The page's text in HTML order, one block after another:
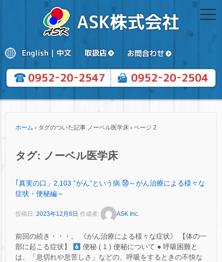
ホーム › タグのついた記事 ノーベル医学床 › ページ 2
タグ: ノーベル医学床
｢真実の口」2,103 ‟がん”という病 ㊿～がん治療による様々な
症状・便秘編～
投稿日: 2023年12月6日 作成者: ASK Inc.
前回の続き・・・。 《がん治療による様々な症状》 【体の一
部に起こる症状】
便秘 ( 1 ) 便秘について ● 呼吸困難と
は、「息切れや息苦しさ」などの、呼吸をするときの不快な